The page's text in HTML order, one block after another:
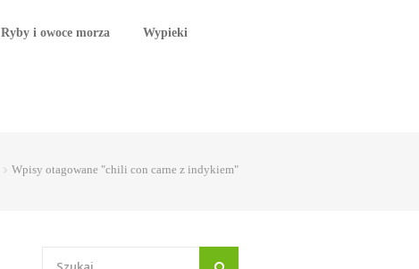
Ryby i owoce morza Wypieki
Wpisy otagowane "chili con carne z indykiem"